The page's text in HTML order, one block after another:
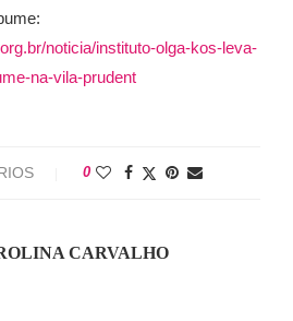
noticia/instituto-olga-kos-leva-
na-vila-prudent
0
CARVALHO